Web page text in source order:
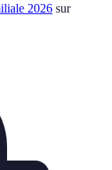
2026 sur